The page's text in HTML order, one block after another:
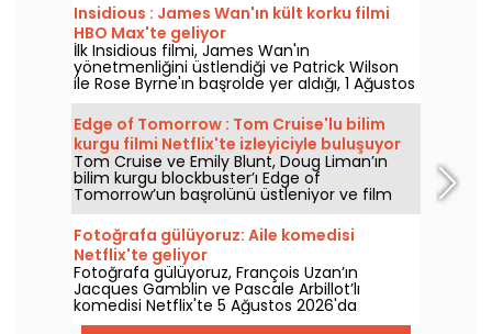
Insidious : James Wan'ın kült korku filmi
HBO Max'te geliyor
İlk Insidious filmi, James Wan'ın
yönetmenliğini üstlendiği ve Patrick Wilson
ile Rose Byrne'ın başrolde yer aldığı, 1 Ağustos
2026'da HBO Max'e katılıyor.
Edge of Tomorrow : Tom Cruise'lu bilim
kurgu filmi Netflix'te izleyiciyle buluşuyor
Tom Cruise ve Emily Blunt, Doug Liman’ın
bilim kurgu blockbuster’ı Edge of
Tomorrow’un başrolünü üstleniyor ve film
Netflix’te 6 Ağustos 2026’dan itibaren
izlenebilecek.
Fotoğrafa gülüyoruz: Aile komedisi
Netflix'te geliyor
Fotoğrafa gülüyoruz, François Uzan’ın
Jacques Gamblin ve Pascale Arbillot’lı
komedisi Netflix'te 5 Ağustos 2026'da
izleyiciyle buluşuyor.